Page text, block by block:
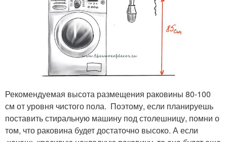
Рекомендуемая высота размещения раковины 80-100
см от уровня чистого пола. Поэтому, если планируешь
поставить стиральную машину под столешницу, помни о
том, что раковина будет достаточно высоко. А если